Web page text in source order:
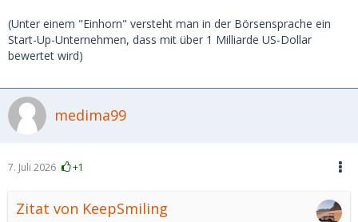
(Unter einem "Einhorn" versteht man in der Börsensprache ein
Start-Up-Unternehmen, dass mit über 1 Milliarde US-Dollar
bewertet wird)
medima99
7. Juli 2026 +1
Zitat von KeepSmiling